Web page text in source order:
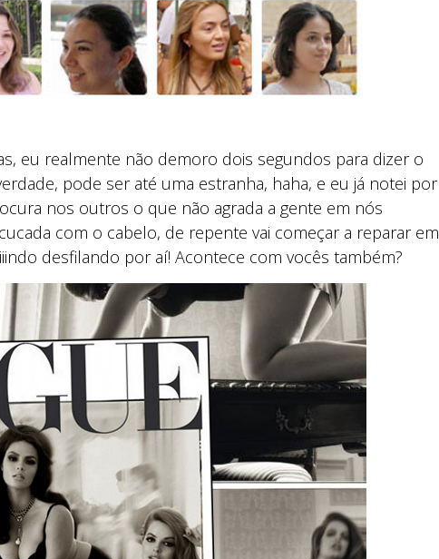
eu realmente não demoro dois segundos para dizer o
pode ser até uma estranha, haha, e eu já notei por
nos outros o que não agrada a gente em nós
com o cabelo, de repente vai começar a reparar em
desfilando por aí! Acontece com vocês também?